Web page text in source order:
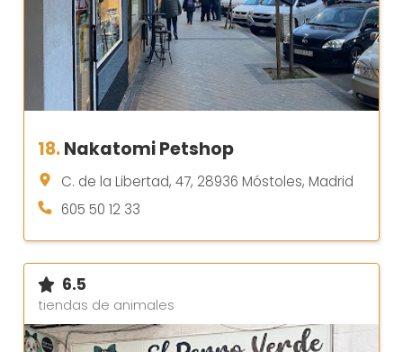
18.Nakatomi Petshop
C. de la Libertad, 47, 28936 Móstoles, Madrid
605 50 12 33
6.5
tiendas de animales